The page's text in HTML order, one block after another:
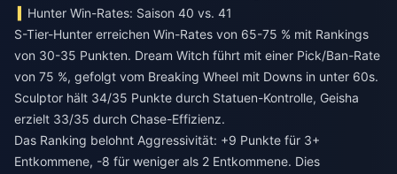
Hunter Win-Rates: Saison 40 vs. 41
S-Tier-Hunter erreichen Win-Rates von 65-75 % mit Rankings
von 30-35 Punkten. Dream Witch führt mit einer Pick/Ban-Rate
von 75 %, gefolgt vom Breaking Wheel mit Downs in unter 60s.
Sculptor hält 34/35 Punkte durch Statuen-Kontrolle, Geisha
erzielt 33/35 durch Chase-Effizienz.
Das Ranking belohnt Aggressivität: +9 Punkte für 3+
Entkommene, -8 für weniger als 2 Entkommene. Dies